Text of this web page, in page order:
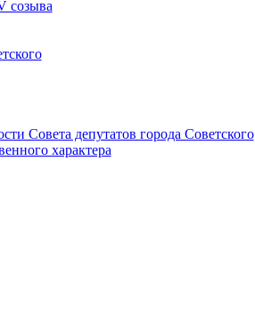
созыва
Совета депутатов города Советского
характера